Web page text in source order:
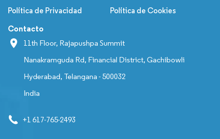
Política de Privacidad Política de Cookies
Contacto
11th Floor, Rajapushpa Summit
Nanakramguda Rd, Financial District, Gachibowli
Hyderabad, Telangana - 500032
India
+1 617-765-2493